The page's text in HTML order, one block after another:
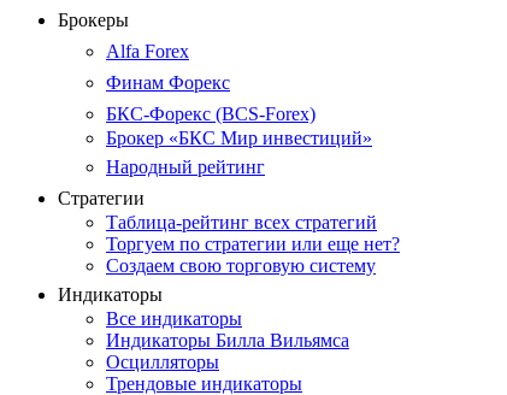
Брокеры
Alfa Forex
Финам Форекс
БКС-Форекс (BCS-Forex)
Брокер «БКС Мир инвестиций»
Народный рейтинг
Стратегии
Таблица-рейтинг всех стратегий
Торгуем по стратегии или еще нет?
Создаем свою торговую систему
Индикаторы
Все индикаторы
Индикаторы Билла Вильямса
Осцилляторы
Трендовые индикаторы